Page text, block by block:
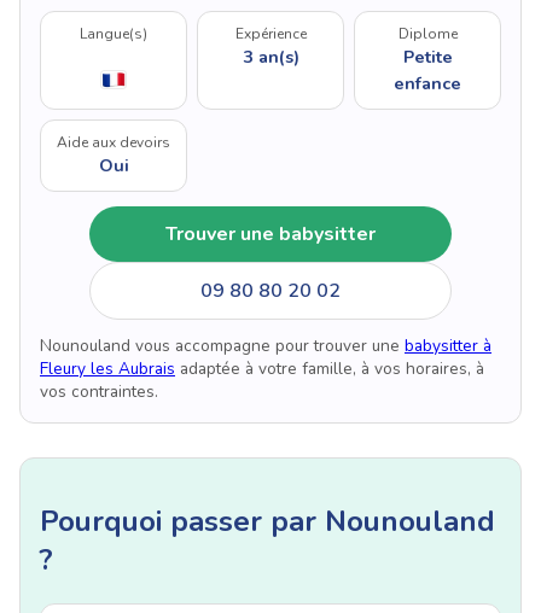
Langue(s) Expérience
3 an(s)
Diplome
Petite
enfance
Aide aux devoirs
Oui
Trouver une babysitter
09 80 80 20 02
Nounouland vous accompagne pour trouver une babysitter à
Fleury les Aubrais adaptée à votre famille, à vos horaires, à
vos contraintes.
Pourquoi passer par Nounouland
?